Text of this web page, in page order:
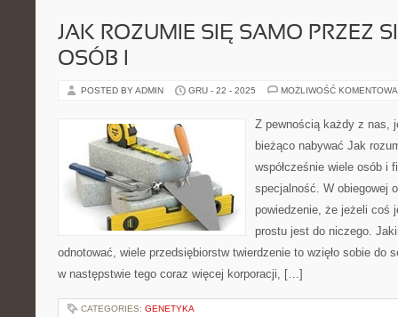
JAK ROZUMIE SIĘ SAMO PRZEZ
OSÓB I
POSTED BY ADMIN GRU - 22 - 2025 MOŻLIWOŚĆ
Z pewnością każdy z nas,
bieżąco nabywać Jak
współcześnie wiele osób i
specjalność. W obiegowej
powiedzenie, że jeżeli coś
prostu jest do niczego.
odnotować, wiele przedsiębiorstw twierdzenie to wzięło sobie do
w następstwie tego coraz więcej korporacji, […]
CATEGORIES: GENETYKA